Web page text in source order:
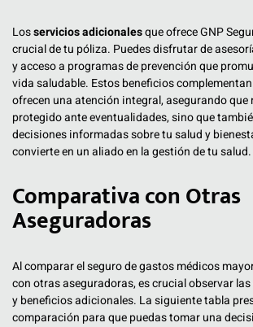
Losservicios adicionalesque ofrece GNP
crucial de tu póliza. Puedes disfrutar de
y acceso a programas de prevención que
vida saludable. Estos beneficios
ofrecen una atención integral, asegurando que
protegido ante eventualidades, sino que
decisiones informadas sobre tu salud y
convierte en un aliado en la gestión de tu salud.
Comparativa con Otras
Aseguradoras
Al comparar el seguro de gastos médicos
con otras aseguradoras, es crucial observar
y beneficios adicionales. La siguiente tabla
comparación para que puedas tomar una